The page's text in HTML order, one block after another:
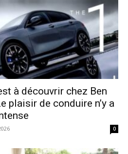
à découvrir chez Ben
plaisir de conduire n’y a
0